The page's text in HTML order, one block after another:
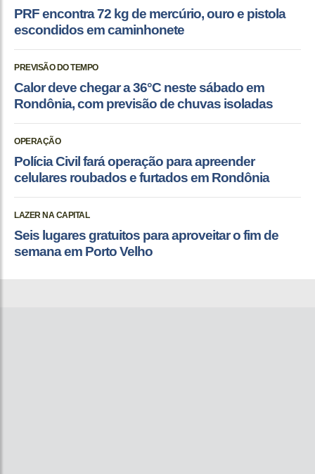
PRF encontra 72 kg de mercúrio, ouro e pistola
escondidos em caminhonete
PREVISÃO DO TEMPO
Calor deve chegar a 36°C neste sábado em
Rondônia, com previsão de chuvas isoladas
OPERAÇÃO
Polícia Civil fará operação para apreender
celulares roubados e furtados em Rondônia
LAZER NA CAPITAL
Seis lugares gratuitos para aproveitar o fim de
semana em Porto Velho